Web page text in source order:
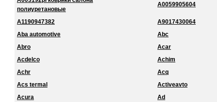
полиуретановые
A0059905604
A1190947382
A9017430064
Aba automotive
Abc
Abro
Acar
Acdelco
Achim
Achr
Acq
Acs termal
Activeavto
Acura
Ad